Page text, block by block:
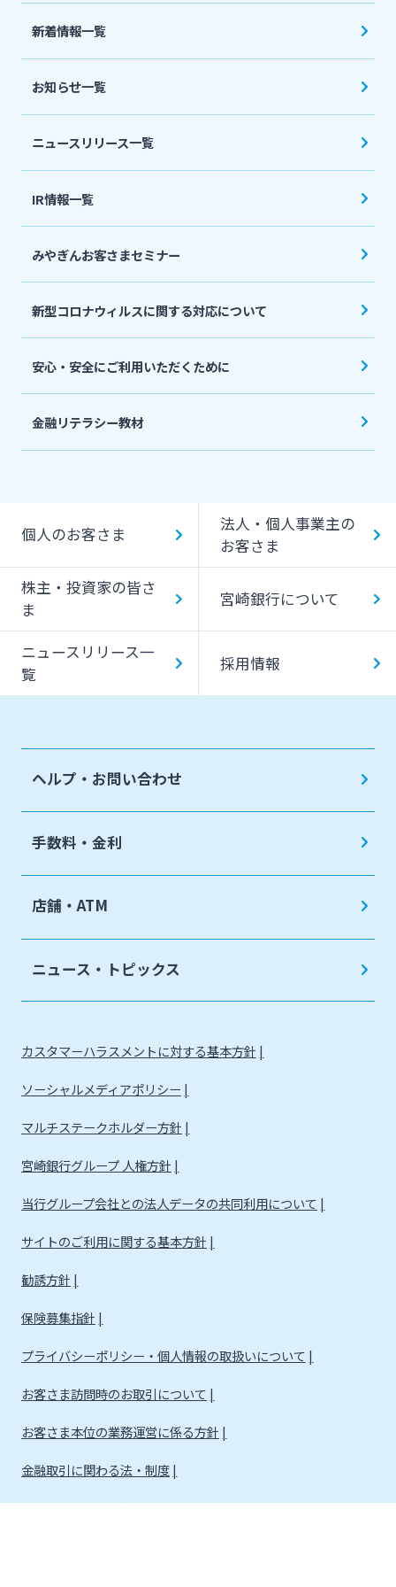
法人・個人事業主のお客さま
宮崎銀行について
ニュースリリース一覧
採用情報
お問い合わせ先一覧
新着情報一覧
お知らせ一覧
ニュースリリース一覧
IR情報一覧
みやぎんお客さまセミナー
新型コロナウィルスに関する対応について
安心・安全にご利用いただくために
金融リテラシー教材
個人のお客さま
法人・個人事業主の
お客さま
株主・投資家の皆さ
ま
宮崎銀行について
ニュースリリース一
覧
採用情報
ヘルプ・お問い合わせ
手数料・金利
店舗・ATM
ニュース・トピックス
カスタマーハラスメントに対する基本方針
ソーシャルメディアポリシー
マルチステークホルダー方針
宮崎銀行グループ 人権方針
当行グループ会社との法人データの共同利用について
サイトのご利用に関する基本方針
勧誘方針
保険募集指針
プライバシーポリシー・個人情報の取扱いについて
お客さま訪問時のお取引について
お客さま本位の業務運営に係る方針
金融取引に関わる法・制度
金融取引に関わる方針